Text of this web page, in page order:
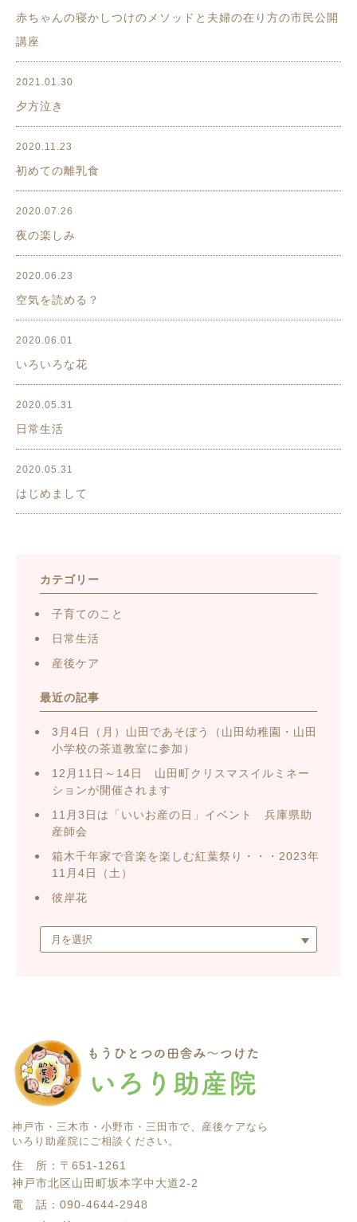
赤ちゃんの寝かしつけのメソッドと夫婦の在り方の市民公開
講座
2021.01.30
夕方泣き
2020.11.23
初めての離乳食
2020.07.26
夜の楽しみ
2020.06.23
空気を読める？
2020.06.01
いろいろな花
2020.05.31
日常生活
2020.05.31
はじめまして
カテゴリー
子育てのこと
日常生活
産後ケア
最近の記事
3月4日（月）山田であそぼう（山田幼稚園・山田
小学校の茶道教室に参加）
12月11日～14日 山田町クリスマスイルミネー
ションが開催されます
11月3日は「いいお産の日」イベント 兵庫県助
産師会
箱木千年家で音楽を楽しむ紅葉祭り・・・2023年
11月4日（土）
彼岸花
神戸市・三木市・小野市・三田市で、産後ケアなら
いろり助産院にご相談ください。
住 所： 〒651-1261
神戸市北区山田町坂本字中大道2-2
電 話：090-4644-2948